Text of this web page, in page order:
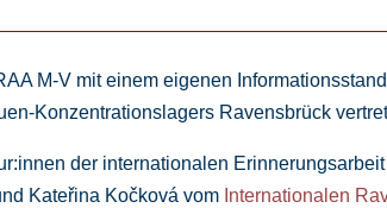
M-V mit einem eigenen
Konzentrationslagers Ravensbrück
der internationalen
Kateřina Kočková vom Internationalen